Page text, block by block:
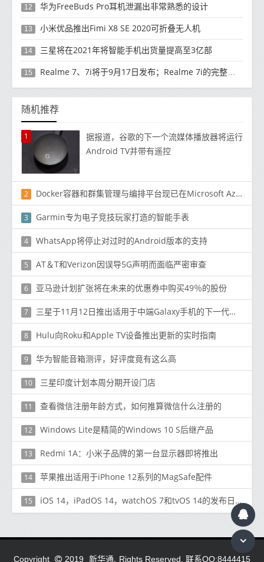
12 华为FreeBuds Pro耳机泄漏出非常熟悉的设计
13 小米优品推出Fimi X8 SE 2020可折叠无人机
14 三星将在2021年将智能手机出货量提高至3亿部
15 Realme 7、7i将于9月17日发布；Realme 7i的完整规格并导致泄漏
随机推荐
1
据报道，谷歌的下一个流媒体播放器将运行
Android TV并带有遥控
2 Docker容器和群集管理与编排平台现已在Microsoft Azure市场上可用
3 Garmin专为电子竞技玩家打造的智能手表
4 WhatsApp将停止对过时的Android版本的支持
5 AT＆T和Verizon因误导5G声明而面临严密审查
6 亚马逊计划扩张将在未来的优惠券中购买49％的股份
7 三星于11月12日推出适用于中端Galaxy手机的下一代芯片
8 Hulu向Roku和Apple TV设备推出更新的实时指南
9 华为智能音箱测评，好评度竟有这么高
10 三星印度计划本周分期开设门店
11 查看微信注册年龄方式，如何推算微信什么注册的
12 Windows Lite是精简的Windows 10 S后继产品
13 Redmi 1A：小米子品牌的第一台显示器即将推出
14 苹果推出适用于iPhone 12系列的MagSafe配件
15 iOS 14，iPadOS 14，watchOS 7和tvOS 14的发布日期
Copyright 2019 新华通. Rights Reserved. 联系QQ:8444415